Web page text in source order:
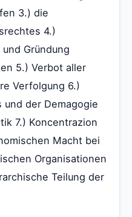
3.) die
4.)
Gründung
5.) Verbot aller
Verfolgung 6.)
und der Demagogie
7.) Koncentrazion
Macht bei
Organisationen
Teilung der